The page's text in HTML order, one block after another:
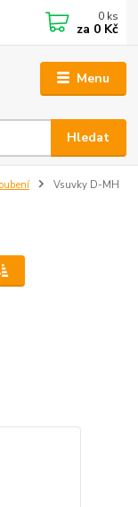
Menu
Hledat
0 ks
za 0 Kč
Vsuvky D-MH